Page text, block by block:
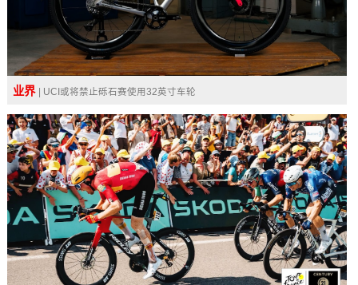
业界 | UCI或将禁止砾石赛使用32英寸车轮